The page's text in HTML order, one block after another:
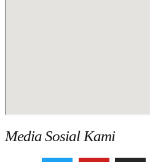
Media Sosial Kami